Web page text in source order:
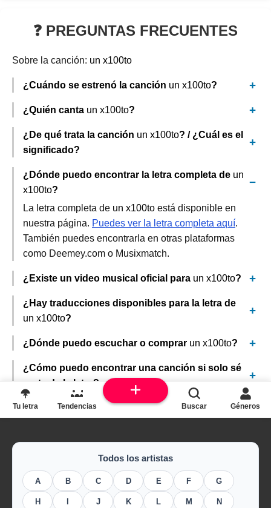
❓ PREGUNTAS FRECUENTES
Sobre la canción: un x100to
¿Cuándo se estrenó la canción un x100to?
¿Quién canta un x100to?
¿De qué trata la canción un x100to? / ¿Cuál es el
significado?
¿Dónde puedo encontrar la letra completa de un
x100to?
La letra completa de un x100to está disponible en
nuestra página. Puedes ver la letra completa aquí.
También puedes encontrarla en otras plataformas
como Deemey.com o Musixmatch.
¿Existe un video musical oficial para un x100to?
¿Hay traducciones disponibles para la letra de
un x100to?
¿Dónde puedo escuchar o comprar un x100to?
¿Cómo puedo encontrar una canción si solo sé
parte de la letra?
Todos los artistas
A B C D E F G
H J K L M N
Tu letra Tendencias Buscar Géneros